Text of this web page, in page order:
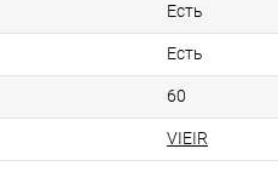
Есть
Есть
60
VIEIR